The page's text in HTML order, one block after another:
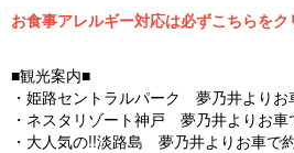
お食事アレルギー対応は必ずこちらをク
■観光案内■
・姫路セントラルパーク 夢乃井よりお
・ネスタリゾート神戸 夢乃井よりお車
・大人気の!!淡路島 夢乃井よりお車で